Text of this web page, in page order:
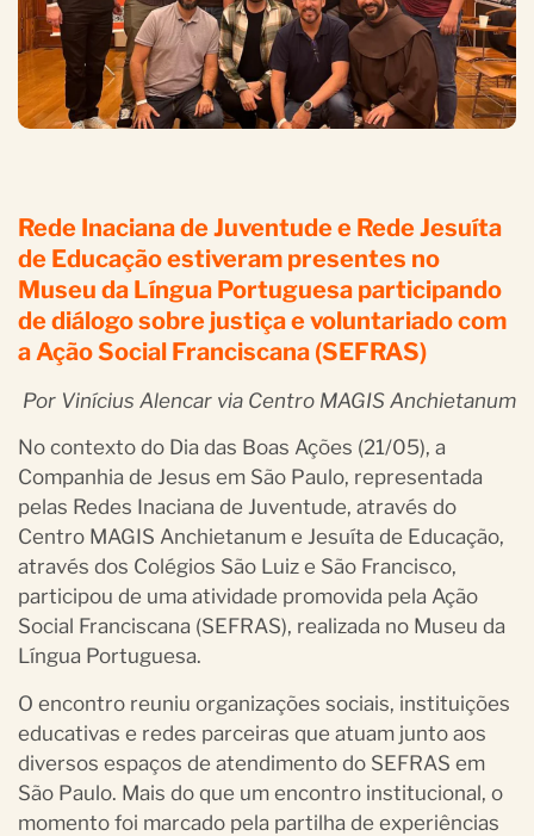
Rede Inaciana de Juventude e Rede Jesuíta
de Educação estiveram presentes no
Museu da Língua Portuguesa participando
de diálogo sobre justiça e voluntariado com
a Ação Social Franciscana (SEFRAS)
Por Vinícius Alencar via Centro MAGIS Anchietanum
No contexto do Dia das Boas Ações (21/05), a
Companhia de Jesus em São Paulo, representada
pelas Redes Inaciana de Juventude, através do
Centro MAGIS Anchietanum e Jesuíta de Educação,
através dos Colégios São Luiz e São Francisco,
participou de uma atividade promovida pela Ação
Social Franciscana (SEFRAS), realizada no Museu da
Língua Portuguesa.
O encontro reuniu organizações sociais, instituições
educativas e redes parceiras que atuam junto aos
diversos espaços de atendimento do SEFRAS em
São Paulo. Mais do que um encontro institucional, o
momento foi marcado pela partilha de experiências